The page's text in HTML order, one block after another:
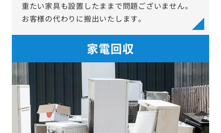
重たい家具も設置したままで問題ございません。
お客様の代わりに搬出いたします。
家電回収